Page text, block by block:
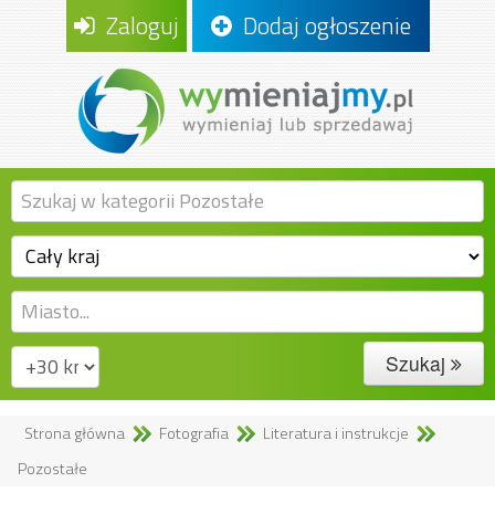
Zaloguj Dodaj ogłoszenie
Szukaj
Strona główna Fotografia
Literatura i instrukcje
Pozostałe